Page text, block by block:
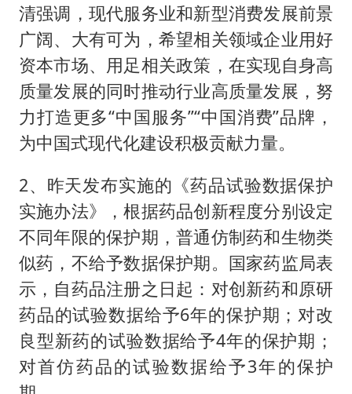
清强调，现代服务业和新型消费发展前景
广阔、大有可为，希望相关领域企业用好
资本市场、用足相关政策，在实现自身高
质量发展的同时推动行业高质量发展，努
力打造更多“中国服务”“中国消费”品牌，
为中国式现代化建设积极贡献力量。
2、昨天发布实施的《药品试验数据保护
实施办法》，根据药品创新程度分别设定
不同年限的保护期，普通仿制药和生物类
似药，不给予数据保护期。国家药监局表
示，自药品注册之日起：对创新药和原研
药品的试验数据给予6年的保护期；对改
良型新药的试验数据给予4年的保护期；
对首仿药品的试验数据给予3年的保护